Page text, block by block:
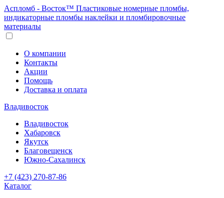
Аспломб - Восток™ Пластиковые номерные пломбы,
индикаторные пломбы наклейки и пломбировочные
материалы
О компании
Контакты
Акции
Помощь
Доставка и оплата
Владивосток
Владивосток
Хабаровск
Якутск
Благовещенск
Южно-Сахалинск
+7 (423) 270-87-86
Каталог